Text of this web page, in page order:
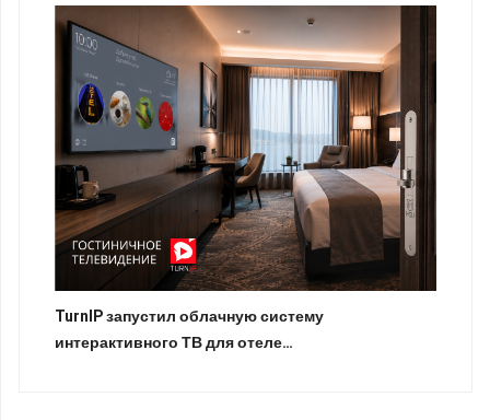
TurnIP запустил облачную систему
интерактивного ТВ для отеле…